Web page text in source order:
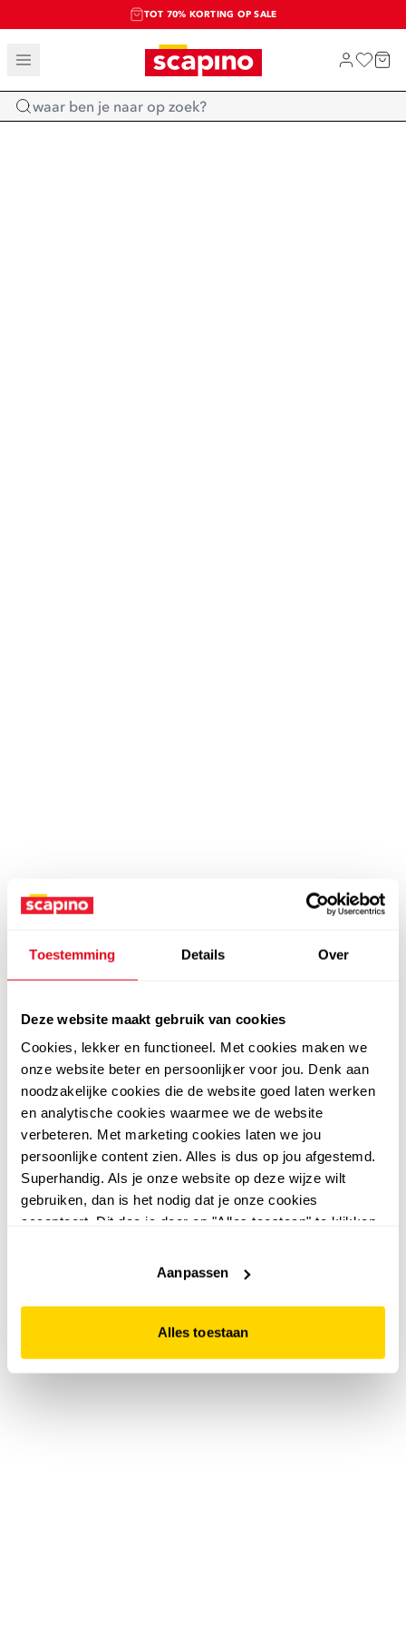
Toestemming Details Over
Deze website maakt gebruik van cookies
Cookies, lekker en functioneel. Met cookies maken we
onze website beter en persoonlijker voor jou. Denk aan
noodzakelijke cookies die de website goed laten werken
en analytische cookies waarmee we de website
verbeteren. Met marketing cookies laten we jou
persoonlijke content zien. Alles is dus op jou afgestemd.
Superhandig. Als je onze website op deze wijze wilt
gebruiken, dan is het nodig dat je onze cookies
accepteert. Dit doe je door op "Alles toestaan" te klikken.
website niet optimaal functioneert.
Aanpassen
Alles toestaan
TOT 70% KORTING OP SALE
SALE: LAATSTE KANS!
SHOP NIEUW
Home